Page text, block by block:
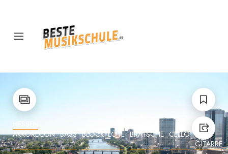
HESSEN
AKKORDEON BASS BLOCKFLÖTE BRATSCHE CELLO E-
GITARRE